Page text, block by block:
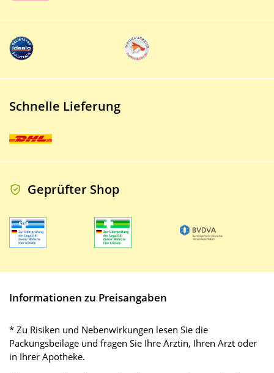
Schnelle Lieferung
Geprüfter Shop
Informationen zu Preisangaben
* Zu Risiken und Nebenwirkungen lesen Sie die
Packungsbeilage und fragen Sie Ihre Ärztin, Ihren Arzt oder
in Ihrer Apotheke.